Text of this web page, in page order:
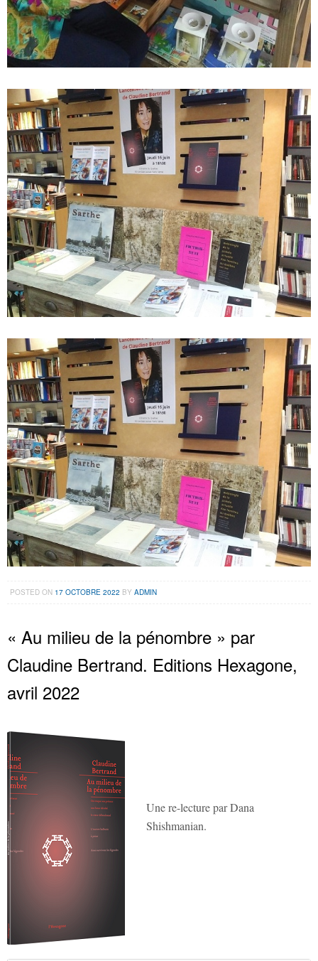
POSTED ON 17 OCTOBRE 2022 BYADMIN
« Au milieu de la pénombre » par
Claudine Bertrand. Editions Hexagone,
avril 2022
Une re-lecture par Dana
Shishmanian.